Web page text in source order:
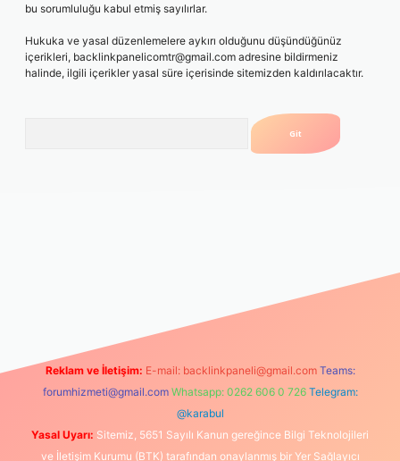
bu sorumluluğu kabul etmiş sayılırlar.
Hukuka ve yasal düzenlemelere aykırı olduğunu düşündüğünüz
içerikleri, backlinkpanelicomtr@gmail.com adresine bildirmeniz
halinde, ilgili içerikler yasal süre içerisinde sitemizden kaldırılacaktır.
Reklam ve İletişim: E-mail: backlinkpaneli@gmail.com Teams:
forumhizmeti@gmail.com Whatsapp: 0262 606 0 726 Telegram:
@karabul
Yasal Uyarı: Sitemiz, 5651 Sayılı Kanun gereğince Bilgi Teknolojileri
ve İletişim Kurumu (BTK) tarafından onaylanmış bir Yer Sağlayıcı